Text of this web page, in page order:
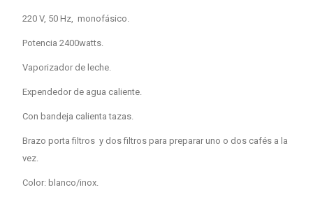
220 V, 50 Hz, monofásico.
Potencia 2400watts.
Vaporizador de leche.
Expendedor de agua caliente.
Con bandeja calienta tazas.
Brazo porta filtros y dos filtros para preparar uno o dos cafés a la
vez.
Color: blanco/inox.